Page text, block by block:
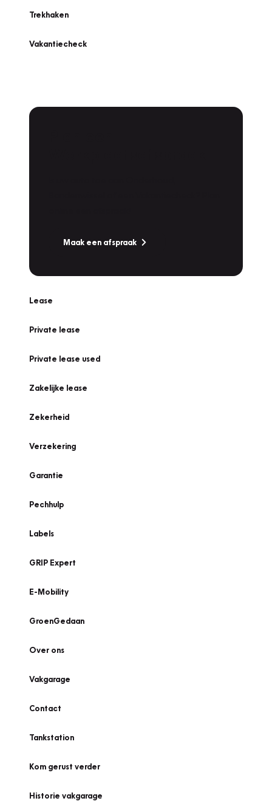
Trekhaken
Vakantiecheck
Maak een afspraak
Lease
Private lease
Private lease used
Zakelijke lease
Zekerheid
Verzekering
Garantie
Pechhulp
Labels
GRIP Expert
E-Mobility
GroenGedaan
Over ons
Vakgarage
Contact
Tankstation
Kom gerust verder
Historie vakgarage